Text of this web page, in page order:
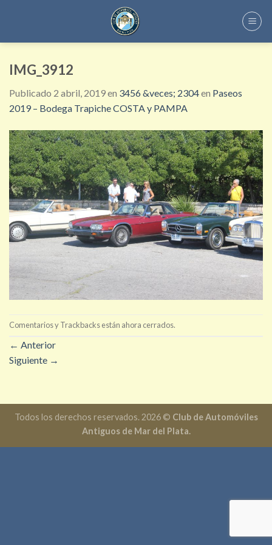
IMG_3912
Publicado 2 abril, 2019en 3456 &veces; 2304en Paseos
2019 – Bodega Trapiche COSTA y PAMPA
Comentarios y Trackbacks están ahora cerrados.
← Anterior
Siguiente →
Todos los derechos reservados. 2026 © Club de Automóviles
Antiguos de Mar del Plata.